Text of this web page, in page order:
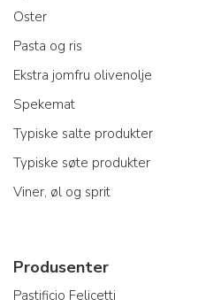
Oster
Pasta og ris
Ekstra jomfru olivenolje
Spekemat
Typiske salte produkter
Typiske søte produkter
Viner, øl og sprit
Produsenter
Pastificio Felicetti